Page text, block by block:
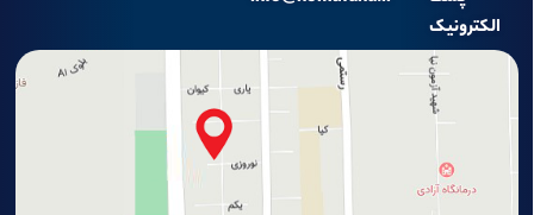
الکترونیک